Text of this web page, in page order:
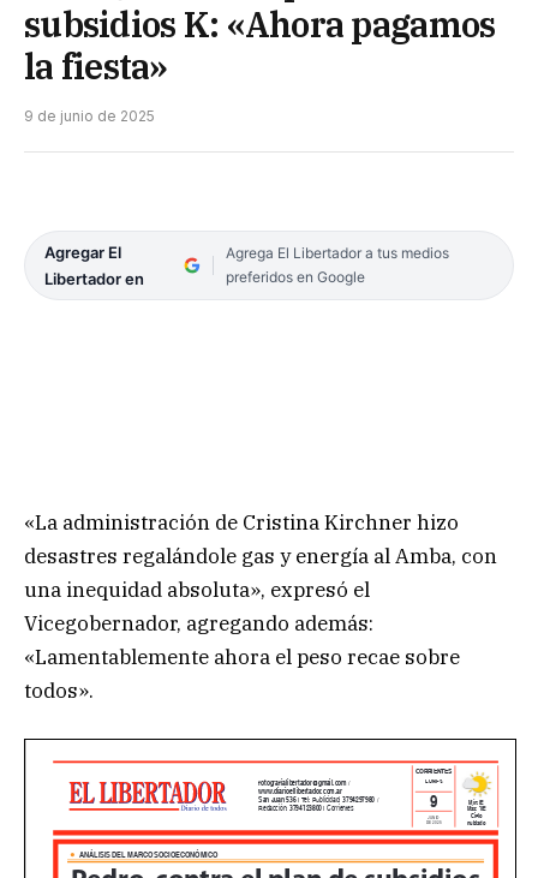
subsidios K: «Ahora pagamos
la fiesta»
9 de junio de 2025
Agregar El
Libertador en
Agrega El Libertador a tus medios
preferidos en Google
«La administración de Cristina Kirchner hizo
desastres regalándole gas y energía al Amba, con
una inequidad absoluta», expresó el
Vicegobernador, agregando además:
«Lamentablemente ahora el peso recae sobre
todos».